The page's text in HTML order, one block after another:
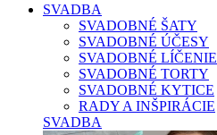
SVADBA
SVADOBNÉ ŠATY
SVADOBNÉ ÚČESY
SVADOBNÉ LÍČENIE
SVADOBNÉ TORTY
SVADOBNÉ KYTICE
RADY A INŠPIRÁCIE
SVADBA